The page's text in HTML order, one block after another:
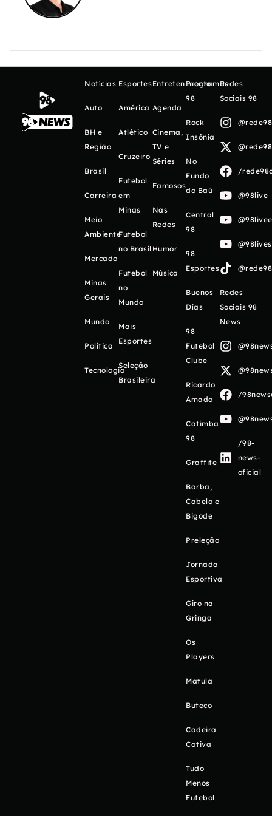
Notícias
Auto
BH e
Região
Brasil
Carreira
Meio
Ambiente
Mercado
Minas
Gerais
Mundo
Política
Tecnologia
Esportes
América
Atlético
Cruzeiro
Futebol
em
Minas
Futebol
no Brasil
Futebol
no
Mundo
Mais
Esportes
Seleção
Brasileira
Entretenimento
Agenda
Cinema,
TV e
Séries
Famosos
Nas
Redes
Humor
Música
Programas
98
Rock
Insônia
No
Fundo
do Baú
Central
98
98
Esportes
Buenos
Días
98
Futebol
Clube
Ricardo
Amado
Catimba
98
Graffite
Barba,
Cabelo e
Bigode
Preleção
Jornada
Esportiva
Giro na
Gringa
Os
Players
Matula
Buteco
Cadeira
Cativa
Tudo
Menos
Futebol
Redes
Sociais 98
/
@98live
Redes
Sociais 98
News
/
/98-
news-
oficial